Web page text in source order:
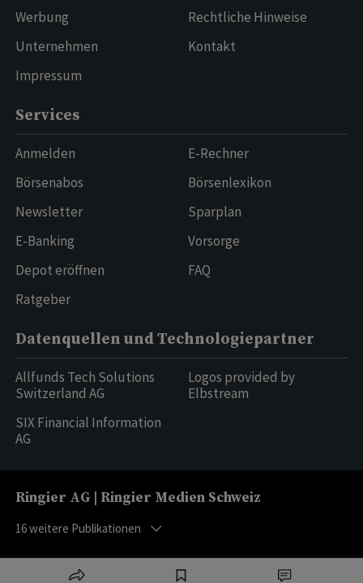
Werbung
Unternehmen
Impressum
Rechtliche Hinweise
Kontakt
Services
Anmelden
Börsenabos
Newsletter
E-Banking
Depot eröffnen
Ratgeber
E-Rechner
Börsenlexikon
Sparplan
Vorsorge
FAQ
Datenquellen und Technologiepartner
Allfunds Tech Solutions
Switzerland AG
SIX Financial Information
AG
Logos provided by
Elbstream
Ringier AG | Ringier Medien Schweiz
16weitere Publikationen